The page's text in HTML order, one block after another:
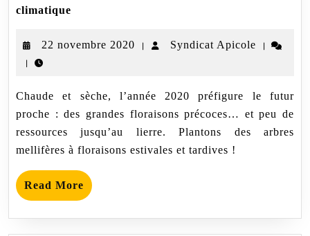
climatique
pour
22 novembre 2020
22
| Syndicat Apicole
Syndicat
|
|
Chaude et sèche, l’année 2020 préfigure le futur
proche : des grandes floraisons précoces… et peu de
ressources jusqu’au lierre. Plantons des arbres
mellifères à floraisons estivales et tardives !
Read More Read
More